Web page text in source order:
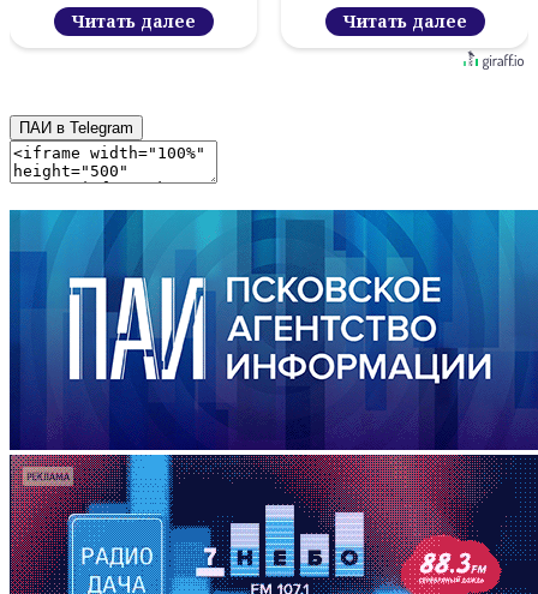
Читать далее Читать далее
ПАИ в Telegram